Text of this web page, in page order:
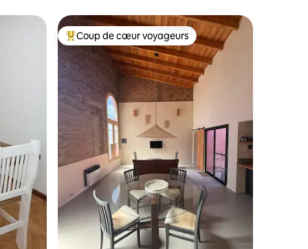
plus aimés Coup de cœur voyageurs parmi les plus aimés
Coup de cœur voyageurs